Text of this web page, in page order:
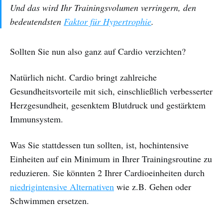
Und das wird Ihr Trainingsvolumen verringern, den
bedeutendsten Faktor für Hypertrophie.
Sollten Sie nun also ganz auf Cardio verzichten?
Natürlich nicht. Cardio bringt zahlreiche
Gesundheitsvorteile mit sich, einschließlich verbesserter
Herzgesundheit, gesenktem Blutdruck und gestärktem
Immunsystem.
Was Sie stattdessen tun sollten, ist, hochintensive
Einheiten auf ein Minimum in Ihrer Trainingsroutine zu
reduzieren. Sie könnten 2 Ihrer Cardioeinheiten durch
niedrigintensive Alternativen wie z.B. Gehen oder
Schwimmen ersetzen.